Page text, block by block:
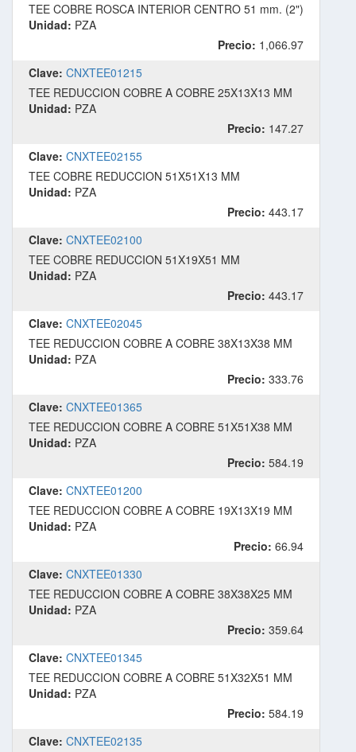
TEE COBRE ROSCA INTERIOR CENTRO 51 mm. (2")
Unidad: PZA
Precio: 1,066.97
Clave: CNXTEE01215
TEE REDUCCION COBRE A COBRE 25X13X13 MM
Unidad: PZA
Precio: 147.27
Clave: CNXTEE02155
TEE COBRE REDUCCION 51X51X13 MM
Unidad: PZA
Precio: 443.17
Clave: CNXTEE02100
TEE COBRE REDUCCION 51X19X51 MM
Unidad: PZA
Precio: 443.17
Clave: CNXTEE02045
TEE REDUCCION COBRE A COBRE 38X13X38 MM
Unidad: PZA
Precio: 333.76
Clave: CNXTEE01365
TEE REDUCCION COBRE A COBRE 51X51X38 MM
Unidad: PZA
Precio: 584.19
Clave: CNXTEE01200
TEE REDUCCION COBRE A COBRE 19X13X19 MM
Unidad: PZA
Precio: 66.94
Clave: CNXTEE01330
TEE REDUCCION COBRE A COBRE 38X38X25 MM
Unidad: PZA
Precio: 359.64
Clave: CNXTEE01345
TEE REDUCCION COBRE A COBRE 51X32X51 MM
Unidad: PZA
Precio: 584.19
Clave: CNXTEE02135